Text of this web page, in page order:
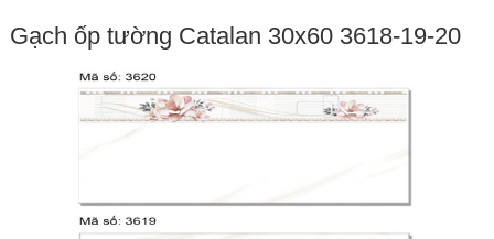
Gạch ốp tường Catalan 30x60 3618-19-20